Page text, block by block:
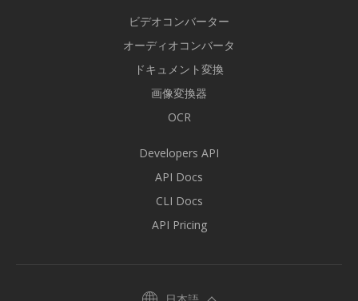
ビデオコンバーター
オーディオコンバータ
ドキュメント変換
画像変換器
OCR
Developers API
API Docs
CLI Docs
API Pricing